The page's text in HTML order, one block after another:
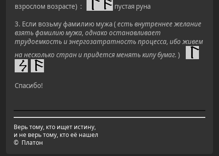
взрослом возрасте) :
пустая руна
3. Если возьму фамилию мужа (есть внутреннее желание
взять фамилию мужа, однако останавливает
трудоемкость и энергозатратность процесса, ибо живем
на несколько стран и придется менять кипу бумаг. )
Спасибо!
Верь тому, кто ищет истину,
и не верь тому, кто её нашел
© Платон